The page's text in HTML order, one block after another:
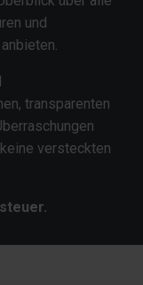
und
transparenten
versteckten